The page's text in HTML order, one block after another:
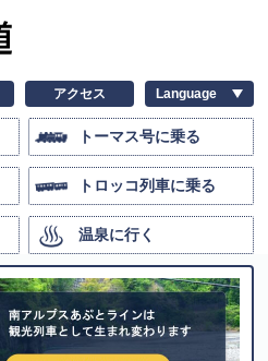
アクセス
トーマス号に乗る
トロッコ列車に乗る
温泉に行く